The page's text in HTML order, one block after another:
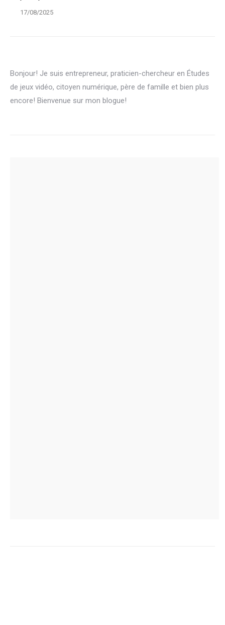
17/08/2025
Bonjour! Je suis entrepreneur, praticien-chercheur en Études
de jeux vidéo, citoyen numérique, père de famille et bien plus
encore! Bienvenue sur mon blogue!